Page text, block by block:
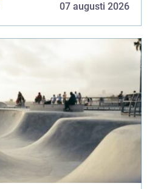
07 augusti 2026